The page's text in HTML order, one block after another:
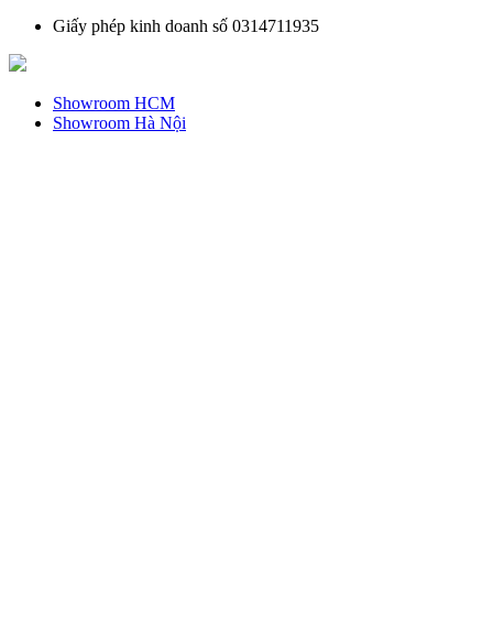
Giấy phép kinh doanh số 0314711935
Showroom HCM
Showroom Hà Nội